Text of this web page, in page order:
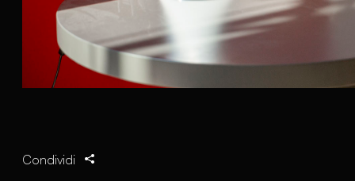
Condividi